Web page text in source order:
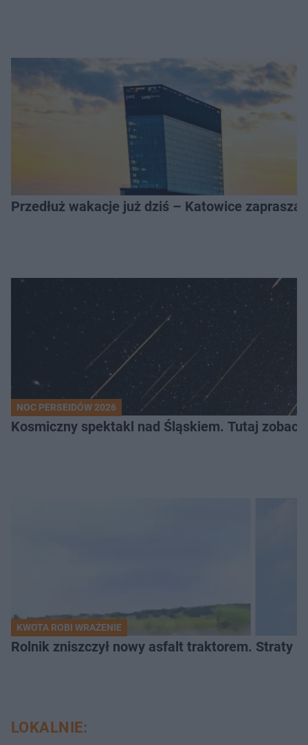
Przedłuż wakacje już dziś – Katowice
NOC PERSEIDÓW 2026
Kosmiczny spektakl nad Śląskiem. Tutaj
KWOTA ROBI WRAŻENIE
Rolnik zniszczył nowy asfalt traktorem. Straty
LOKALNIE: